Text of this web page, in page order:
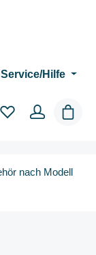
Service/Hilfe
nach Modell